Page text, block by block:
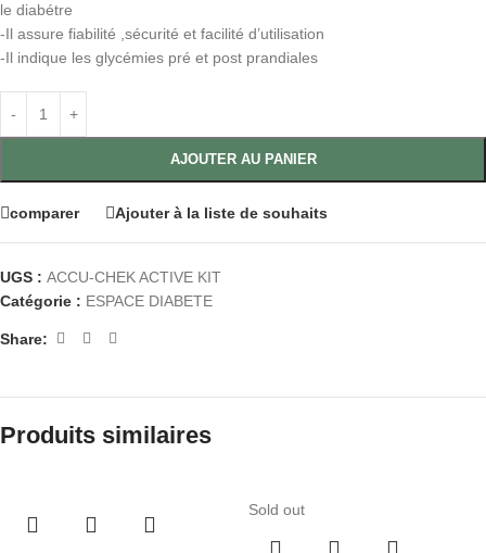
le diabétre
-Il assure fiabilité ,sécurité et facilité d’utilisation
-Il indique les glycémies pré et post prandiales
AJOUTER AU PANIER
comparer Ajouter à la liste de souhaits
UGS : ACCU-CHEK ACTIVE KIT
Catégorie : ESPACE DIABETE
Share:
Produits similaires
Sold out